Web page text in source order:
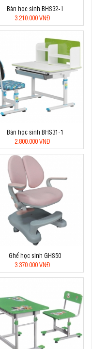
Bàn học sinh BHS32-1
3.210.000 VNĐ
Bàn học sinh BHS31-1
2.800.000 VNĐ
Ghế học sinh GHS50
3.370.000 VNĐ